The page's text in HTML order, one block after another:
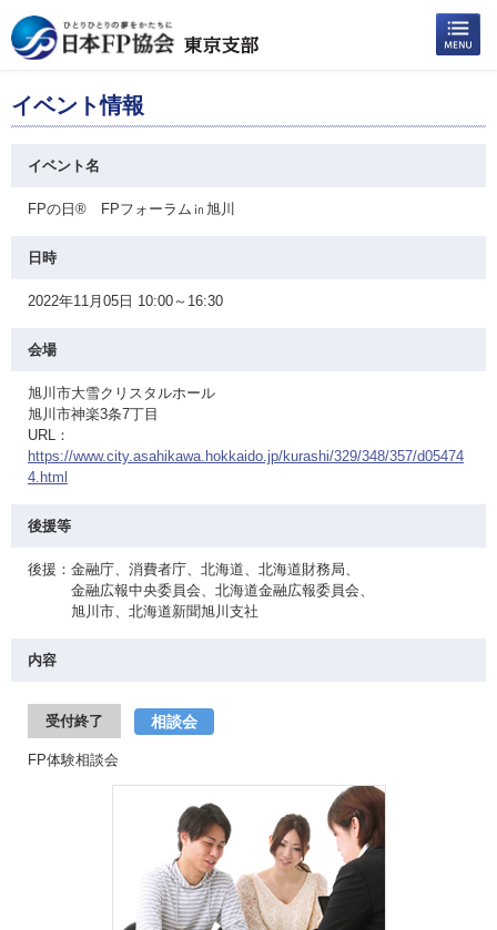
イベント情報
イベント名
FPの日® FPフォーラム㏌旭川
日時
2022年11月05日 10:00～16:30
会場
旭川市大雪クリスタルホール
旭川市神楽3条7丁目
URL：
https://www.city.asahikawa.hokkaido.jp/kurashi/329/348/357/d05474
4.html
後援等
後援：金融庁、消費者庁、北海道、北海道財務局、
金融広報中央委員会、北海道金融広報委員会、
旭川市、北海道新聞旭川支社
内容
受付終了 相談会
FP体験相談会